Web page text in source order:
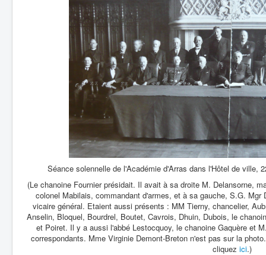
Séance solennelle de l'Académie d'Arras dans l'Hôtel de ville,
(Le chanoine Fournier présidait. Il avait à sa droite M. Delansorne,
colonel Mabilais, commandant d'armes, et à sa gauche, S.G.
vicaire général. Etaient aussi présents : MM Tierny, chancelier,
Anselin, Bloquel, Bourdrel, Boutet, Cavrois, Dhuin, Dubois, le
et Poiret. Il y a aussi l'abbé Lestocquoy, le chanoine Gaquère et
correspondants. Mme Virginie Demont-Breton n'est pas sur la
cliquez ici.)